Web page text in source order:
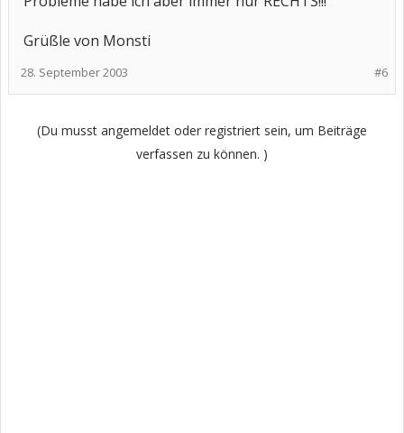
Grüßle von Monsti
#6
28. September 2003
(Du musst angemeldet oder registriert sein, um Beiträge
verfassen zu können. )